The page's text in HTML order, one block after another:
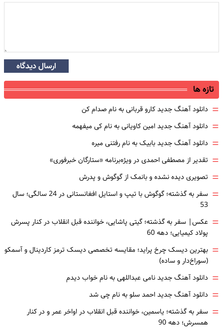
ارسال دیدگاه
تازه ها
= دانلود آهنگ جدید کارو قربانی به نام صدام کن
= دانلود آهنگ جدید امین کاویانی به نام کی میفهمه
= دانلود آهنگ جدید بابیک به نام رفتنی میره
= تقدیر از مصطفی احمدی در ویژه‌برنامه «ستارگان خبرفوری»
= تصویری دیده نشده و بانمک از گوگوش و پدرش
=
سفر به گذشته؛ گوگوش با تیپ و استایل افغانستانی در 24 سالگی؛ سال
53
= عکس| سفر به گذشته؛ گیتی پاشایی، خواننده قبل انقلاب در کنار پسرش
پولاد کیمیایی؛ دهه 60
= بهترین دیسک چرخ پراید؛ مقایسه تخصصی دیسک ترمز کاردینال و آسمکو
(سوراخ‌دار و ساده)
= دانلود آهنگ جدید نامی عبداللهی به نام خواب دیدم
= دانلود آهنگ جدید احمد سلو به نام چی شد
= سفر به گذشته؛ یاسمین، خواننده قبل انقلاب در اواخر عمر و در کنار
همسرش؛ دهه 90